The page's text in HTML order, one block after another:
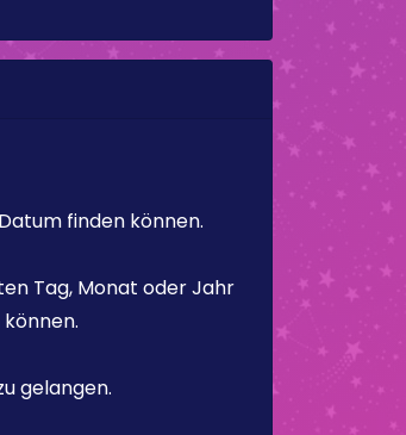
finden können.
Tag, Monat oder Jahr
gelangen.